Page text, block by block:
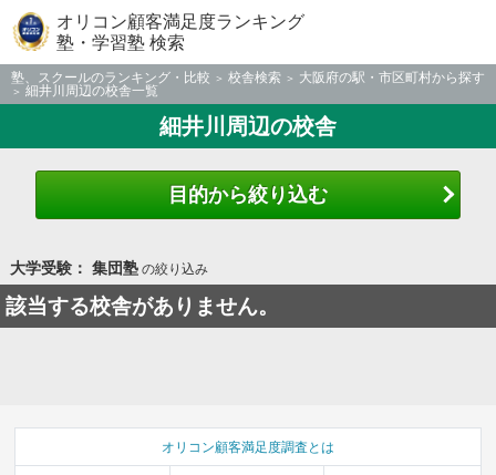
オリコン顧客満足度ランキング
塾・学習塾 検索
塾、スクールのランキング・比較 校舎検索
大阪府の駅・市区町村から探す
細井川周辺の校舎一覧
細井川周辺の校舎
目的から絞り込む
大学受験： 集団塾の絞り込み
該当する校舎がありません。
オリコン顧客満足度調査とは